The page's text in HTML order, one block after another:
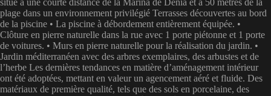
plage dans un environnement privilégié Terrasses découvertes au bord
de la piscine • La piscine à débordement entièrement équipée. •
Clôture en pierre naturelle dans la rue avec 1 porte piétonne et 1 porte
de voitures. • Murs en pierre naturelle pour la réalisation du jardin. •
Jardin méditerranéen avec des arbres exemplaires, des arbustes et de
l’herbe Les dernières tendances en matière d’aménagement intérieur
ont été adoptées, mettant en valeur un agencement aéré et fluide. Des
matériaux de première qualité, tels que des sols en porcelaine, des